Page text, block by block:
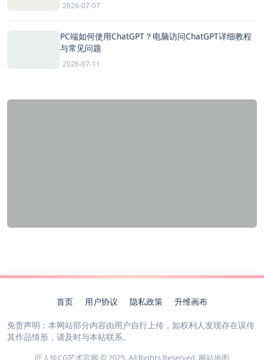
2026-07-07
PC端如何使用ChatGPT？电脑访问ChatGPT详细教程
与常见问题
2026-07-11
首页 用户协议 隐私政策 升维画布
免责声明：本网站部分内容由用户自行上传，如权利人发现存在误传
其作品情形，请及时与本站联系。
匠人绘CG艺术官网 © 2025. All Rights Reserved. 网站地图